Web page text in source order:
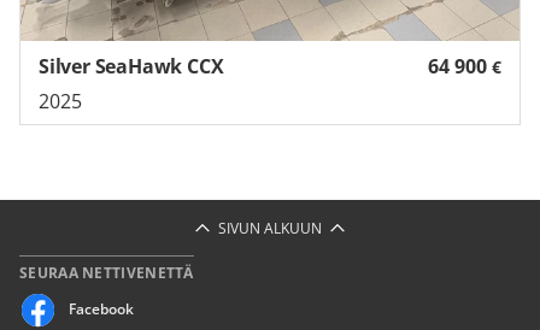
64 900 €
Silver SeaHawk CCX
2025
SIVUN ALKUUN
SEURAA NETTIVENETTÄ
Facebook